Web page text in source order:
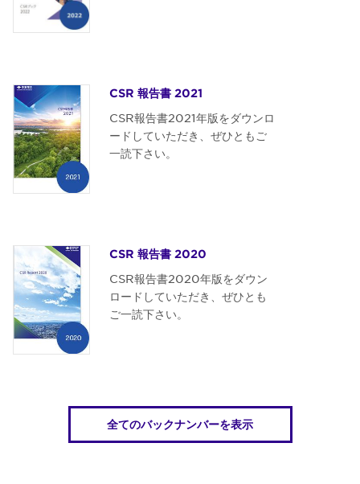
CSR 報告書 2021
CSR報告書2021年版をダウンロ
ードしていただき、ぜひともご
一読下さい。
CSR 報告書 2020
CSR報告書2020年版をダウン
ロードしていただき、ぜひとも
ご一読下さい。
全てのバックナンバーを表示